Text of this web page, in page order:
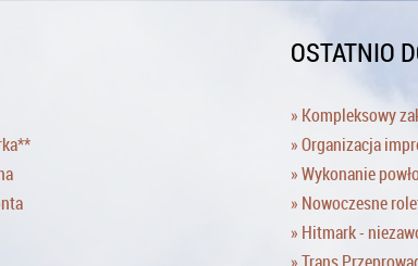
OSTATNIO
» Kompleksowy
» Organizacja
» Wykonanie
» Nowoczesne
» Hitmark -